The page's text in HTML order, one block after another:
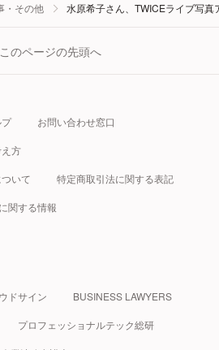
・その他 水原希子さん、TWICEライブ写
このページの先頭へ
お問い合わせ窓口
方
いて 特定商取引法に関する表記
関する情報
ドサイン BUSINESS LAWYERS
プロフェッショナルテック総研